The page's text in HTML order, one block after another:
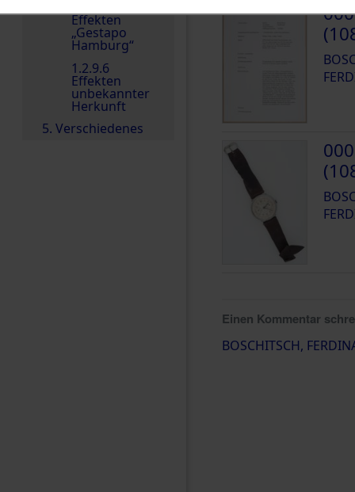
Effekten
„Gestapo
Hamburg“
1.2.9.6
Effekten
unbekannter
Herkunft
5. Verschiedenes
Einen Kommentar
BOSCHITSCH,